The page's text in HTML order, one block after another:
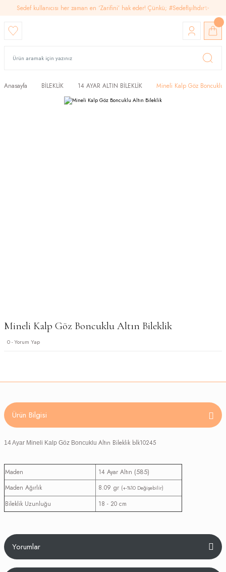
Sedef kullanıcısı her zaman en ‘Zarifini’ hak eder! Çünkü; #SedefIşıltıdır✨
Anasayfa BİLEKLİK 14 AYAR ALTIN BİLEKLİK Mineli Kalp Göz Boncuklu
Mineli Kalp Göz Boncuklu Altın Bileklik
0 - Yorum Yap
Ürün Bilgisi
14 Ayar Mineli Kalp Göz Boncuklu Altın Bileklik blk10245
Maden 14 Ayar Altın (585)
Maden Ağırlık 8.09 gr (+-%10 Değişebilir)
Bileklik Uzunluğu 18 - 20 cm
Yorumlar